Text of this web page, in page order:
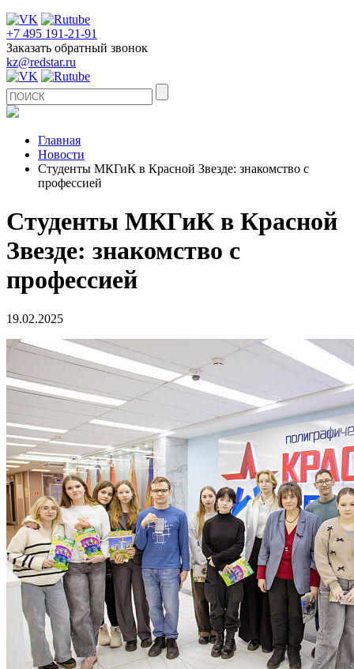
+7 495 191-21-91
Заказать обратный звонок
kz@redstar.ru
Главная
Новости
Студенты МКГиК в Красной Звезде: знакомство с
профессией
Студенты МКГиК в Красной
Звезде: знакомство с
профессией
19.02.2025